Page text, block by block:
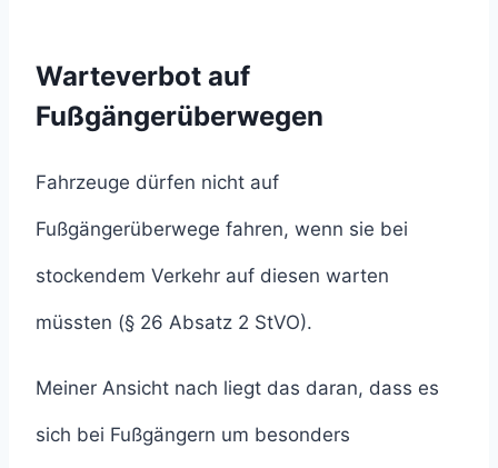
Warteverbot auf
Fußgängerüberwegen
Fahrzeuge dürfen nicht auf
Fußgängerüberwege fahren, wenn sie bei
stockendem Verkehr auf diesen warten
müssten (§ 26 Absatz 2 StVO).
Meiner Ansicht nach liegt das daran, dass es
sich bei Fußgängern um besonders